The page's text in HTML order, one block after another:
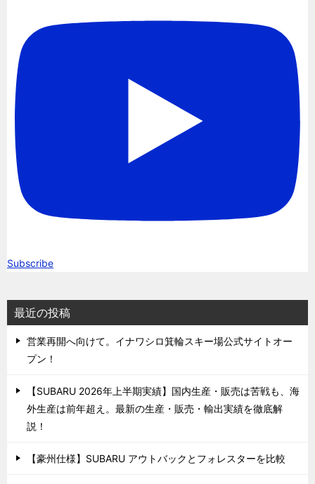
Subscribe
最近の投稿
営業再開へ向けて。イナワシロ箕輪スキー場公式サイトオー
プン！
【SUBARU 2026年上半期実績】国内生産・販売は苦戦も、海
外生産は前年超え。最新の生産・販売・輸出実績を徹底解
説！
【豪州仕様】SUBARU アウトバックとフォレスターを比較